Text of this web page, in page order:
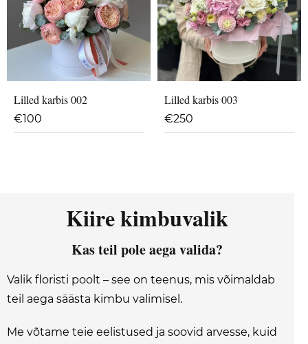
Lilled karbis 002
€100
Lilled karbis 003
€250
Kiire kimbuvalik
Kas teil pole aega valida?
Valik floristi poolt – see on teenus, mis võimaldab
teil aega säästa kimbu valimisel.
Me võtame teie eelistused ja soovid arvesse, kuid